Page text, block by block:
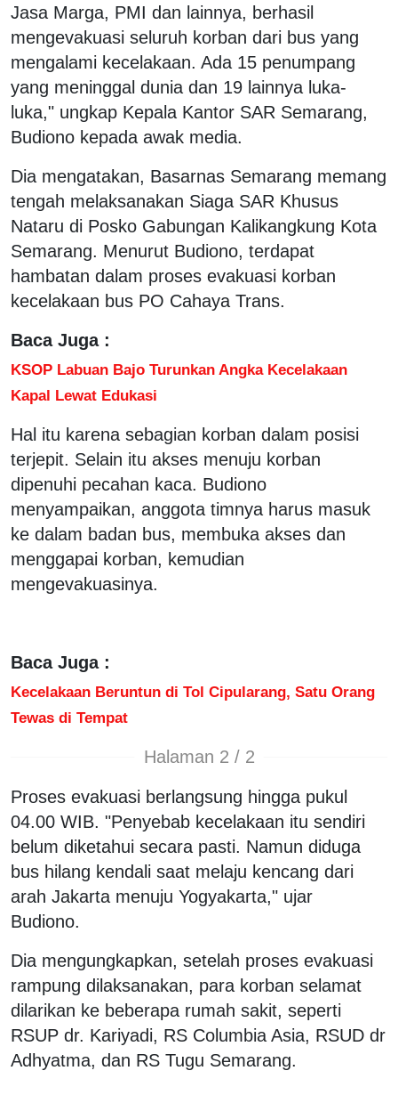
Jasa Marga, PMI dan lainnya, berhasil
mengevakuasi seluruh korban dari bus yang
mengalami kecelakaan. Ada 15 penumpang
yang meninggal dunia dan 19 lainnya luka-
luka," ungkap Kepala Kantor SAR Semarang,
Budiono kepada awak media.
Dia mengatakan, Basarnas Semarang memang
tengah melaksanakan Siaga SAR Khusus
Nataru di Posko Gabungan Kalikangkung Kota
Semarang. Menurut Budiono, terdapat
hambatan dalam proses evakuasi korban
kecelakaan bus PO Cahaya Trans.
Baca Juga :
KSOP Labuan Bajo Turunkan Angka Kecelakaan
Kapal Lewat Edukasi
Hal itu karena sebagian korban dalam posisi
terjepit. Selain itu akses menuju korban
dipenuhi pecahan kaca. Budiono
menyampaikan, anggota timnya harus masuk
ke dalam badan bus, membuka akses dan
menggapai korban, kemudian
mengevakuasinya.
Baca Juga :
Kecelakaan Beruntun di Tol Cipularang, Satu Orang
Tewas di Tempat
Halaman 2 / 2
Proses evakuasi berlangsung hingga pukul
04.00 WIB. "Penyebab kecelakaan itu sendiri
belum diketahui secara pasti. Namun diduga
bus hilang kendali saat melaju kencang dari
arah Jakarta menuju Yogyakarta," ujar
Budiono.
Dia mengungkapkan, setelah proses evakuasi
rampung dilaksanakan, para korban selamat
dilarikan ke beberapa rumah sakit, seperti
RSUP dr. Kariyadi, RS Columbia Asia, RSUD dr
Adhyatma, dan RS Tugu Semarang.